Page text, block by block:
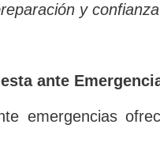
y
ante
emergencias